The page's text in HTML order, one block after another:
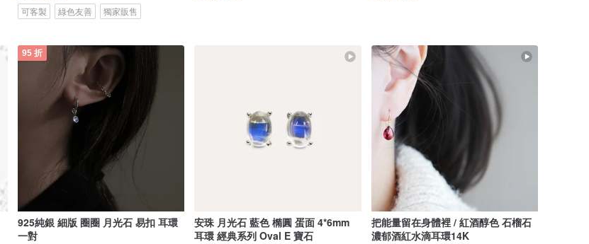
可客製 綠色友善 獨家販售
95 折
925純銀 細版 圈圈 月光石 易扣 耳環
一對
安珠 月光石 藍色 橢圓 蛋面 4*6mm
耳環 經典系列 Oval E 寶石
把能量留在身體裡 / 紅酒醇色 石榴石
濃郁酒紅水滴耳環14K